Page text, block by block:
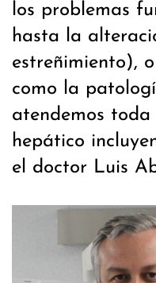
los problemas
hasta la
estreñimiento),
como la
atendemos
hepático
el doctor Luis